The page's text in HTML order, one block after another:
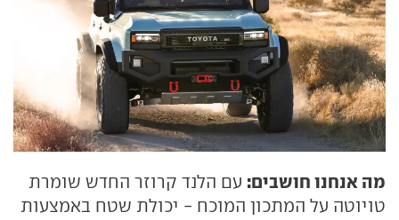
מה אנחנו חושבים: עם הלנד קרוזר החדש שומרת
טויוטה על המתכון המוכח - יכולת שטח באמצעות